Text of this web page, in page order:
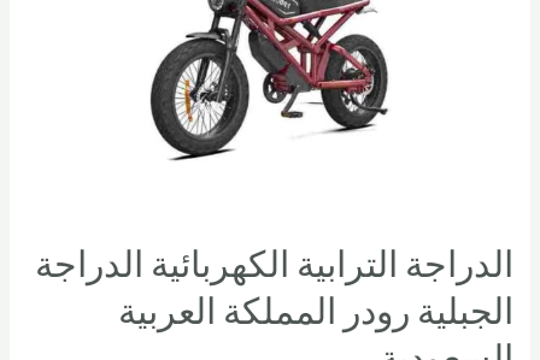
الدراجة الترابية الكهربائية الدراجة
الجبلية رودر المملكة العربية